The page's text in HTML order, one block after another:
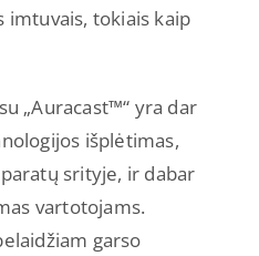
imtuvais, tokiais kaip
„Auracast™“ yra dar
išplėtimas,
srityje, ir dabar
vartotojams.
garso